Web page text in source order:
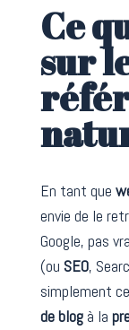
Ce
sur
En tant que
envie de le
Google, pas
(ou SEO,
simplement
de blogà la